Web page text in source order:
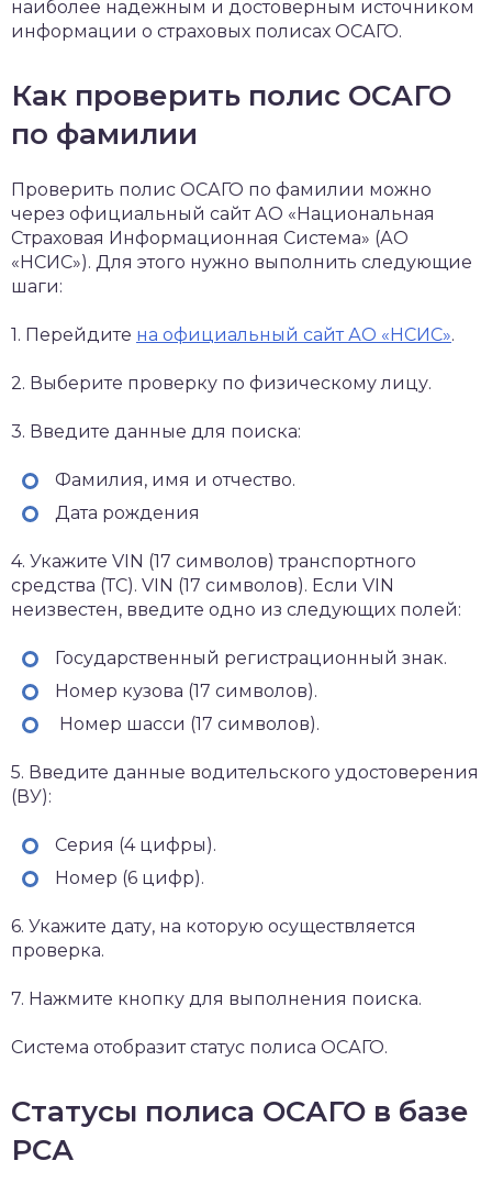
наиболее надежным и достоверным источником
информации о страховых полисах ОСАГО.
Как проверить полис ОСАГО
по фамилии
Проверить полис ОСАГО по фамилии можно
через официальный сайт АО «Национальная
Страховая Информационная Система» (АО
«НСИС»). Для этого нужно выполнить следующие
шаги:
1. Перейдите на официальный сайт АО «НСИС».
2. Выберите проверку по физическому лицу.
3. Введите данные для поиска:
Фамилия, имя и отчество.
Дата рождения
4. Укажите VIN (17 символов) транспортного
средства (ТС). VIN (17 символов). Если VIN
неизвестен, введите одно из следующих полей:
Государственный регистрационный знак.
Номер кузова (17 символов).
Номер шасси (17 символов).
5. Введите данные водительского удостоверения
(ВУ):
Серия (4 цифры).
Номер (6 цифр).
6. Укажите дату, на которую осуществляется
проверка.
7. Нажмите кнопку для выполнения поиска.
Система отобразит статус полиса ОСАГО.
Статусы полиса ОСАГО в базе
РСА